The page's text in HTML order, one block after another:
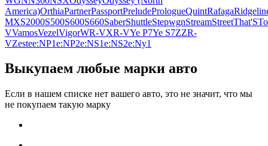
America)OrthiaPartnerPassportPreludePrologueQuintRafaga
MXS2000S500S600S660SaberShuttleStepwgnStreamStreetThat'S
VVamosVezelVigorWR-VXR-VYe P7Ye S7ZZR-
VZestee:NP1e:NP2e:NS1e:NS2e:Ny1
Выкупаем любые марки авто
Если в нашем списке нет вашего авто, это не значит, что мы
не покупаем такую марку